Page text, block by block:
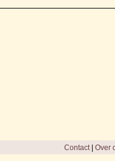
Contact| Over